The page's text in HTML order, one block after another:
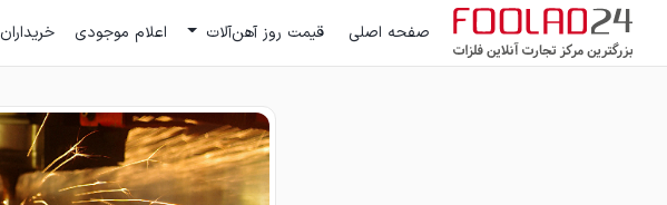
صفحه اصلی قیمت روز آهن‌آلات اعلام موجودی خریداران